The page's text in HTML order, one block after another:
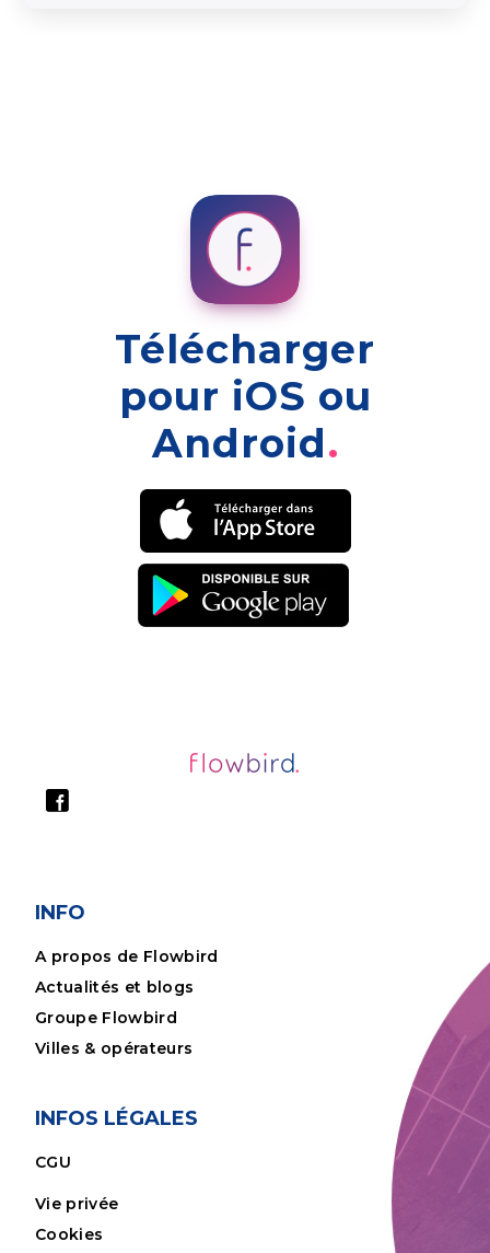
Télécharger
pour iOS ou
Android
INFO
A propos de Flowbird
Actualités et blogs
Groupe Flowbird
Villes & opérateurs
INFOS LÉGALES
CGU
Vie privée
Cookies